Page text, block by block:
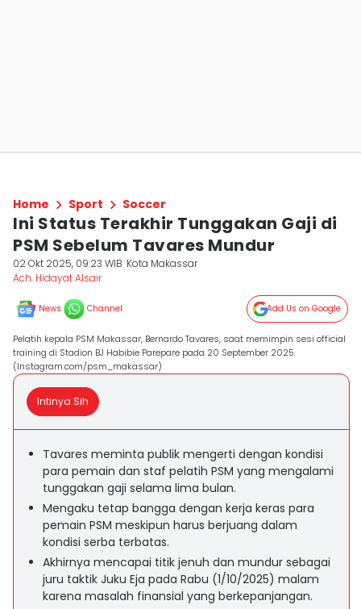
Home Sport Soccer
Ini Status Terakhir Tunggakan Gaji di
PSM Sebelum Tavares Mundur
02 Okt 2025, 09:23 WIB Kota Makassar
Ach. Hidayat Alsair
News Channel Add Us on Google
Pelatih kepala PSM Makassar, Bernardo Tavares, saat memimpin sesi official
training di Stadion BJ Habibie Parepare pada 20 September 2025.
(Instagram.com/psm_makassar)
Intinya Sih
Tavares meminta publik mengerti dengan kondisi
para pemain dan staf pelatih PSM yang mengalami
tunggakan gaji selama lima bulan.
Mengaku tetap bangga dengan kerja keras para
pemain PSM meskipun harus berjuang dalam
kondisi serba terbatas.
Akhirnya mencapai titik jenuh dan mundur sebagai
juru taktik Juku Eja pada Rabu (1/10/2025) malam
karena masalah finansial yang berkepanjangan.